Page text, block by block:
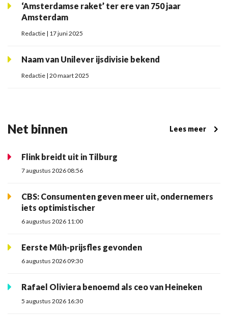
‘Amsterdamse raket’ ter ere van 750 jaar
Amsterdam
Redactie | 17 juni 2025
Naam van Unilever ijsdivisie bekend
Redactie | 20 maart 2025
Net binnen Lees meer
Flink breidt uit in Tilburg
7 augustus 2026 08:56
CBS: Consumenten geven meer uit, ondernemers
iets optimistischer
6 augustus 2026 11:00
Eerste Müh-prijsfles gevonden
6 augustus 2026 09:30
Rafael Oliviera benoemd als ceo van Heineken
5 augustus 2026 16:30